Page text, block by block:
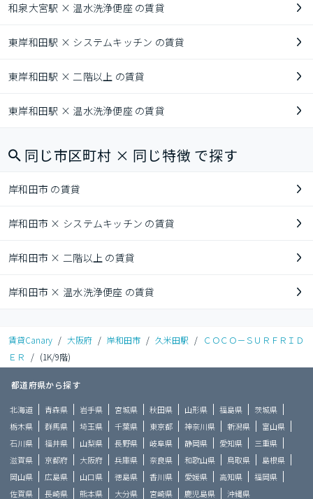
和泉大宮駅 × 温水洗浄便座 の賃貸
東岸和田駅 × システムキッチン の賃貸
東岸和田駅 × 二階以上 の賃貸
東岸和田駅 × 温水洗浄便座 の賃貸
同じ市区町村 × 同じ特徴 で探す
岸和田市 の賃貸
岸和田市 × システムキッチン の賃貸
岸和田市 × 二階以上 の賃貸
岸和田市 × 温水洗浄便座 の賃貸
賃貸Canary / 大阪府 / 岸和田市 / 久米田駅 / ＣＯＣＯ－ＳＵＲＦＲＩＤ
ＥＲ
/ (1K/9階)
都道府県から探す
北海道 青森県 岩手県 宮城県 秋田県 山形県 福島県
茨城県
栃木県
群馬県 埼玉県 千葉県 東京都 神奈川県 新潟県
富山県
石川県
福井県 山梨県 長野県 岐阜県 静岡県 愛知県
三重県
滋賀県
京都府 大阪府 兵庫県 奈良県 和歌山県 鳥取県
島根県
岡山県
広島県 山口県 徳島県 香川県 愛媛県 高知県
福岡県
佐賀県
長崎県 熊本県 大分県 宮崎県 鹿児島県 沖縄県